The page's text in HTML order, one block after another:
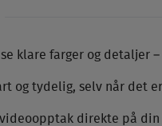
klare farger og detaljer
og tydelig, selv når det
videoopptak direkte på